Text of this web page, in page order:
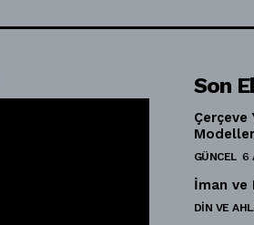
Son
Çerçeve
GÜNCEL 6
İman ve
DIN VE